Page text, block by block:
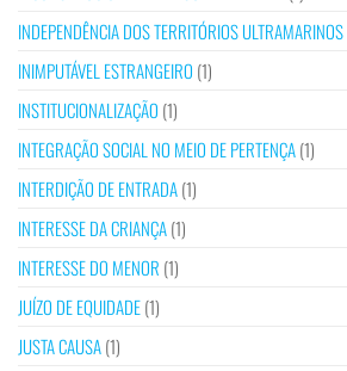
INDEPENDÊNCIA DOS TERRITÓRIOS ULTRAMARINOS
INIMPUTÁVEL ESTRANGEIRO (1)
INSTITUCIONALIZAÇÃO (1)
INTEGRAÇÃO SOCIAL NO MEIO DE PERTENÇA(1)
INTERDIÇÃO DE ENTRADA(1)
INTERESSE DA CRIANÇA(1)
INTERESSE DO MENOR (1)
JUÍZO DE EQUIDADE(1)
JUSTA CAUSA(1)